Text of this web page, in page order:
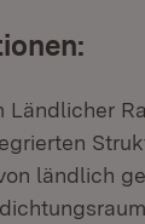
ländlich